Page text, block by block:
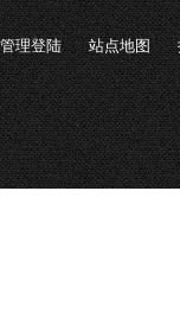
管理登陆 站点地图